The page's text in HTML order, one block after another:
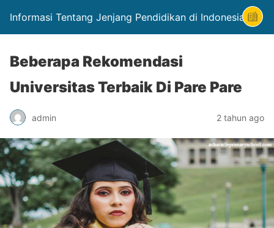
Informasi Tentang Jenjang Pendidikan di Indonesia
Beberapa Rekomendasi
Universitas Terbaik Di Pare Pare
admin 2 tahun ago